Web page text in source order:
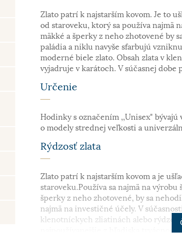
Zlato patrí k najstarším kovom. Je to
od staroveku, ktorý sa používa najmä
mäkké a šperky z neho zhotovené
paládia a niklu navyše sfarbujú
moderné biele zlato. Obsah zlata v
vyjadruje v karátoch. V súčasnej dobe
Určenie
Hodinky s označením ,,Unisex"
o modely strednej veľkosti a
Rýdzosť zlata
Zlato patrí k najstarším kovom a je
staroveku.Používa sa najmä na
šperky z neho zhotovené, by sa
najmä na investičné účely. V
klenotníckych zliatinách alebo rýdzosť
najpoužívanejšie z hľadiska trvácnosti